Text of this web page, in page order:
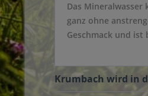
Das
ganz ohne
Geschmack und
Krumbach wird in